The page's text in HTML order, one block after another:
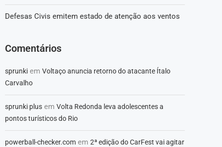
Defesas Civis emitem estado de atenção aos ventos
Comentários
sprunki em Voltaço anuncia retorno do atacante Ítalo
Carvalho
sprunki plus em Volta Redonda leva adolescentes a
pontos turísticos do Rio
powerball-checker.com em 2ª edição do CarFest vai agitar